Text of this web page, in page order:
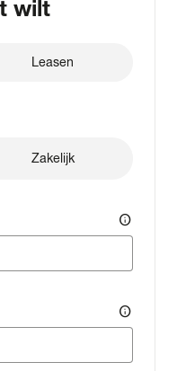
wilt
Leasen
Zakelijk
info
info